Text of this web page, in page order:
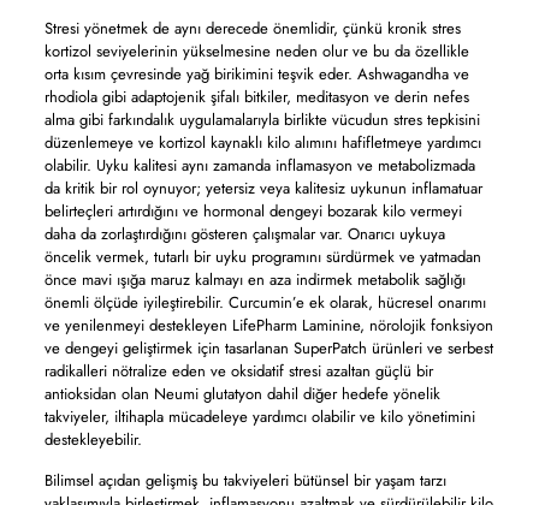
Stresi yönetmek de aynı derecede önemlidir, çünkü kronik stres
kortizol seviyelerinin yükselmesine neden olur ve bu da özellikle
orta kısım çevresinde yağ birikimini teşvik eder. Ashwagandha ve
rhodiola gibi adaptojenik şifalı bitkiler, meditasyon ve derin nefes
alma gibi farkındalık uygulamalarıyla birlikte vücudun stres tepkisini
düzenlemeye ve kortizol kaynaklı kilo alımını hafifletmeye yardımcı
olabilir. Uyku kalitesi aynı zamanda inflamasyon ve metabolizmada
da kritik bir rol oynuyor; yetersiz veya kalitesiz uykunun inflamatuar
belirteçleri artırdığını ve hormonal dengeyi bozarak kilo vermeyi
daha da zorlaştırdığını gösteren çalışmalar var. Onarıcı uykuya
öncelik vermek, tutarlı bir uyku programını sürdürmek ve yatmadan
önce mavi ışığa maruz kalmayı en aza indirmek metabolik sağlığı
önemli ölçüde iyileştirebilir. Curcumin’e ek olarak, hücresel onarımı
ve yenilenmeyi destekleyen LifePharm Laminine, nörolojik fonksiyon
ve dengeyi geliştirmek için tasarlanan SuperPatch ürünleri ve serbest
radikalleri nötralize eden ve oksidatif stresi azaltan güçlü bir
antioksidan olan Neumi glutatyon dahil diğer hedefe yönelik
takviyeler, iltihapla mücadeleye yardımcı olabilir ve kilo yönetimini
destekleyebilir.
Bilimsel açıdan gelişmiş bu takviyeleri bütünsel bir yaşam tarzı